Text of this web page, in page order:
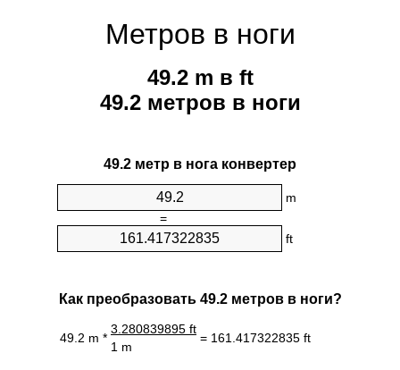
Метров в ноги
49.2 m в ft
49.2 метров в ноги
49.2 метр в нога конвертер
m
=
ft
Как преобразовать 49.2 метров в ноги?
49.2 m *
3.280839895 ft
= 161.417322835 ft
1 m